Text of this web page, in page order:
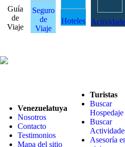
Guía
de
Viaje
Seguro
de
Viaje
Hoteles
Venezuelatuya
Nosotros
Contacto
Testimonios
Mapa del sitio
Turistas
Buscar
Hospedaje
Buscar
Asesoría